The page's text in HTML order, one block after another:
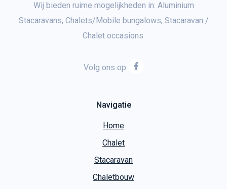
Wij bieden ruime mogelijkheden in: Aluminium
Stacaravans, Chalets/Mobile bungalows, Stacaravan /
Chalet occasions.
Volg ons op
Navigatie
Home
Chalet
Stacaravan
Chaletbouw